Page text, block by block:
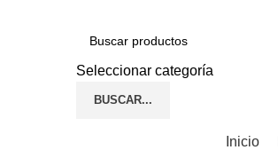
Seleccionar categoría
BUSCAR...
Inicio